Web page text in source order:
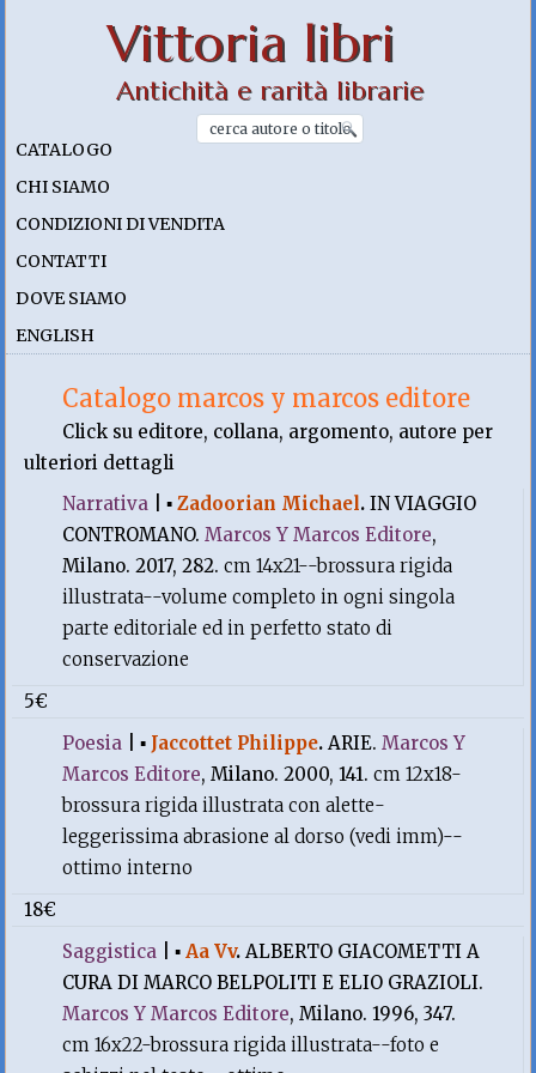
Vittoria libri
Antichità e rarità librarie
CATALOGO
CHI SIAMO
CONDIZIONI DI VENDITA
CONTATTI
DOVE SIAMO
ENGLISH
Catalogo marcos y marcos editore
Click su editore, collana, argomento, autore per
ulteriori dettagli
Narrativa |▪Zadoorian Michael.IN VIAGGIO
CONTROMANO.Marcos Y Marcos Editore,
Milano. 2017, 282.cm 14x21--brossura rigida
illustrata--volume completo in ogni singola
parte editoriale ed in perfetto stato di
conservazione
5€
Poesia |▪ Jaccottet Philippe.ARIE.Marcos Y
Marcos Editore, Milano. 2000, 141.cm 12x18-
brossura rigida illustrata con alette-
leggerissima abrasione al dorso (vedi imm)--
ottimo interno
18€
Saggistica |▪Aa Vv.ALBERTO GIACOMETTI A
CURA DI MARCO BELPOLITI E ELIO GRAZIOLI.
Marcos Y Marcos Editore, Milano. 1996, 347.
cm 16x22-brossura rigida illustrata--foto e